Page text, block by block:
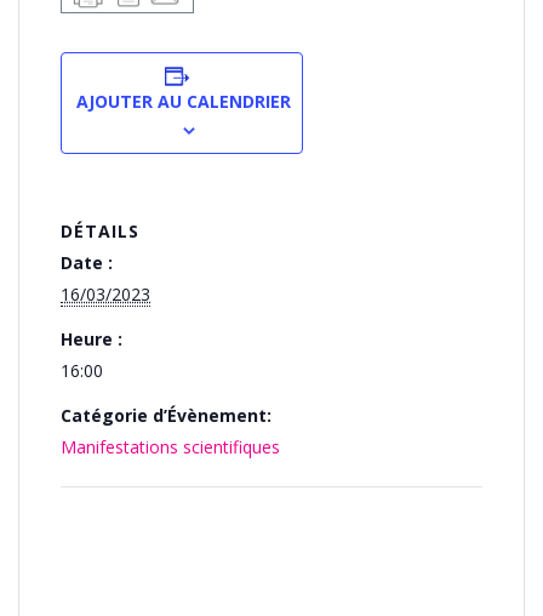
AJOUTER AU CALENDRIER
DÉTAILS
Date :
16/03/2023
Heure :
16:00
Catégorie d’Évènement:
Manifestations scientifiques